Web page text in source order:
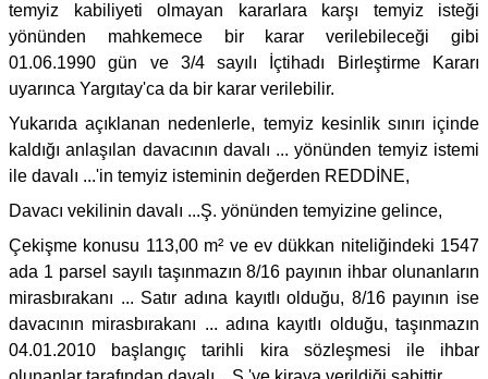
temyiz kabiliyeti olmayan kararlara karşı temyiz isteği
yönünden mahkemece bir karar verilebileceği gibi
01.06.1990 gün ve 3/4 sayılı İçtihadı Birleştirme Kararı
uyarınca Yargıtay'ca da bir karar verilebilir.
Yukarıda açıklanan nedenlerle, temyiz kesinlik sınırı içinde
kaldığı anlaşılan davacının davalı ... yönünden temyiz istemi
ile davalı ...'in temyiz isteminin değerden REDDİNE,
Davacı vekilinin davalı ...Ş. yönünden temyizine gelince,
Çekişme konusu 113,00 m² ve ev dükkan niteliğindeki 1547
ada 1 parsel sayılı taşınmazın 8/16 payının ihbar olunanların
mirasbırakanı ... Satır adına kayıtlı olduğu, 8/16 payının ise
davacının mirasbırakanı ... adına kayıtlı olduğu, taşınmazın
04.01.2010 başlangıç tarihli kira sözleşmesi ile ihbar